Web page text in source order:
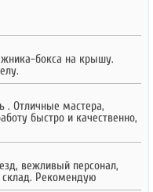
бокса на крышу.
. Отличные мастера,
быстро и качественно,
вежливый персонал,
склад. Рекомендую